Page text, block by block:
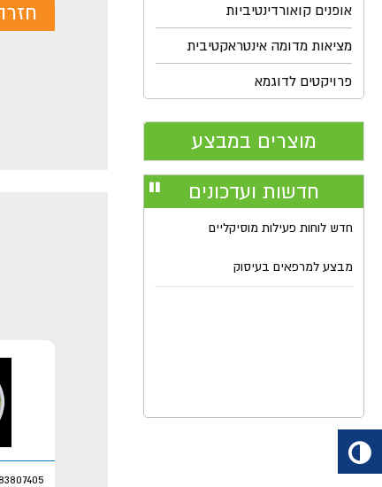
אופנים קואורדינטיביות
מציאות מדומה אינטראקטיבית
פרויקטים לדוגמא
מוצרים במבצע
עצור
חדשות ועדכונים
חדש לוחות פעילות מוסיקליים
מבצע למרפאים בעיסוק